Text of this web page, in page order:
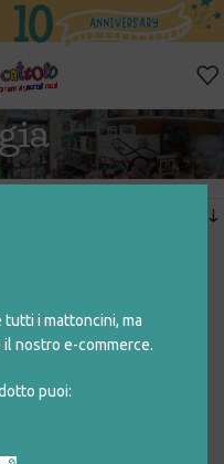
tutti i mattoncini, ma
nostro e-commerce.
puoi:
Visualizzazione del risultato